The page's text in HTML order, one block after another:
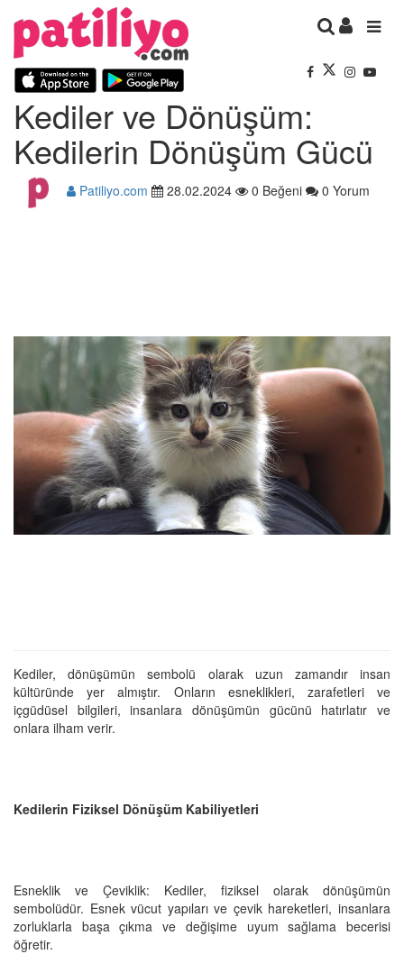
Kediler ve Dönüşüm:
Kedilerin Dönüşüm Gücü
Patiliyo.com 28.02.2024 0 Beğeni 0 Yorum
Kediler, dönüşümün sembolü olarak uzun zamandır insan
kültüründe yer almıştır. Onların esneklikleri, zarafetleri ve
içgüdüsel bilgileri, insanlara dönüşümün gücünü hatırlatır ve
onlara ilham verir.
Kedilerin Fiziksel Dönüşüm Kabiliyetleri
Esneklik ve Çeviklik: Kediler, fiziksel olarak dönüşümün
sembolüdür. Esnek vücut yapıları ve çevik hareketleri, insanlara
zorluklarla başa çıkma ve değişime uyum sağlama becerisi
öğretir.